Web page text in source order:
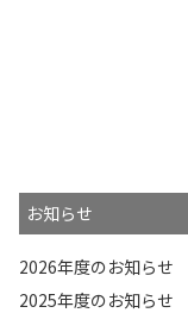
お知らせ
2026年度のお知らせ
2025年度のお知らせ